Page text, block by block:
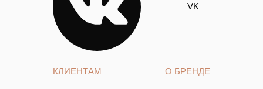
КЛИЕНТАМ О БРЕНДЕ
VK